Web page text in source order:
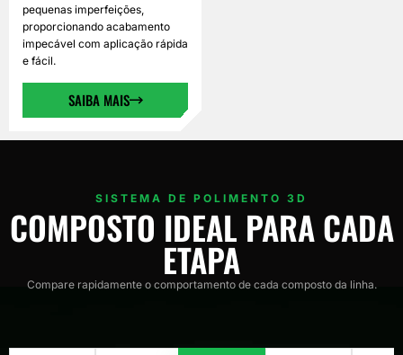
pequenas imperfeições,
proporcionando acabamento
impecável com aplicação rápida
e fácil.
SAIBA MAIS
SISTEMA DE POLIMENTO 3D
COMPOSTO IDEAL PARA CADA
ETAPA
Compare rapidamente o comportamento de cada composto da linha.